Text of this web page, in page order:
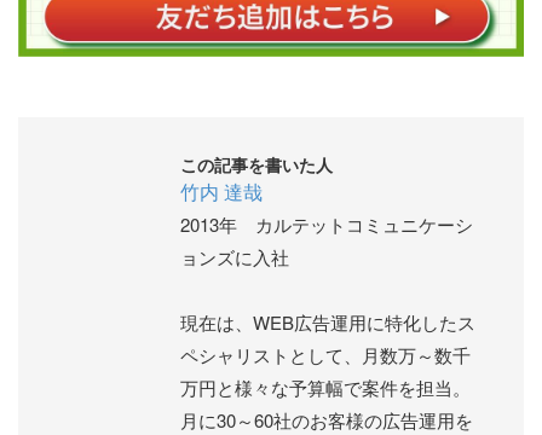
この記事を書いた人
竹内 達哉
2013年 カルテットコミュニケーシ
ョンズに入社
現在は、WEB広告運用に特化したス
ペシャリストとして、月数万～数千
万円と様々な予算幅で案件を担当。
月に30～60社のお客様の広告運用を